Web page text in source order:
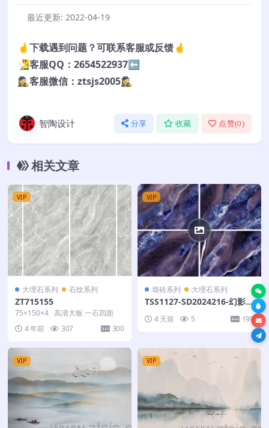
最近更新: 2022-04-19
🤞下载遇到问题？可联系客服或反馈🤞
🧏‍♂️客服QQ：2654522937⬅️
🕵️‍♀️客服微信：ztsjs2005🕵️‍♀️
智陶设计 分享 收藏 点赞(0)
相关文章
VIP
大理石系列 石纹系列
ZT715155
75×150×4 高清大板 一石四面
4 年前
307 300
VIP
墙砖系列 大理石系列
TSS1127-SD2024216-幻影
4 天前 5 199
VIP VIP